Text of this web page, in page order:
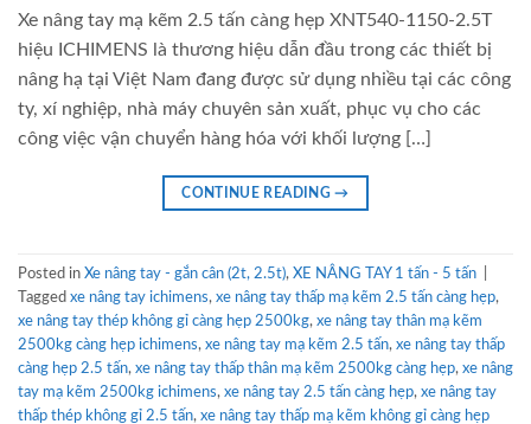
Xe nâng tay mạ kẽm 2.5 tấn càng hẹp XNT540-1150-2.5T
hiệu ICHIMENS là thương hiệu dẫn đầu trong các thiết bị
nâng hạ tại Việt Nam đang được sử dụng nhiều tại các công
ty, xí nghiệp, nhà máy chuyên sản xuất, phục vụ cho các
công việc vận chuyển hàng hóa với khối lượng […]
CONTINUE READING→
Posted in Xe nâng tay - gắn cân (2t, 2.5t), XE NÂNG TAY 1 tấn - 5 tấn
Tagged xe nâng tay ichimens, xe nâng tay thấp mạ kẽm 2.5 tấn càng hẹp,
xe nâng tay thép không gỉ càng hẹp 2500kg, xe nâng tay thân mạ kẽm
2500kg càng hẹp ichimens, xe nâng tay mạ kẽm 2.5 tấn, xe nâng tay thấp
càng hẹp 2.5 tấn, xe nâng tay thấp thân mạ kẽm 2500kg càng hẹp, xe nâng
tay mạ kẽm 2500kg ichimens, xe nâng tay 2.5 tấn càng hẹp, xe nâng tay
thấp thép không gỉ 2.5 tấn, xe nâng tay thấp mạ kẽm không gỉ càng hẹp